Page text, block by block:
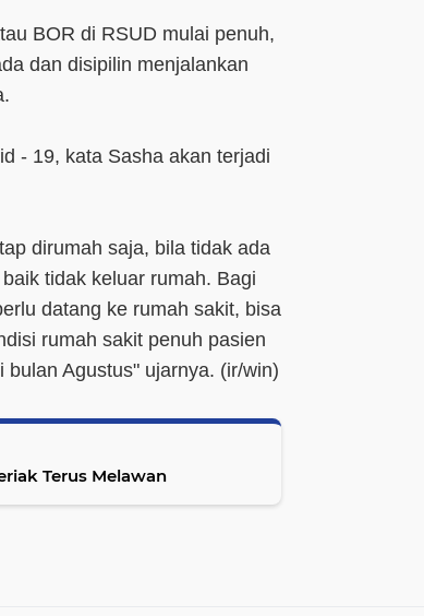
BOR di RSUD mulai penuh,
dan disipilin menjalankan
- 19, kata Sasha akan terjadi
dirumah saja, bila tidak ada
tidak keluar rumah. Bagi
datang ke rumah sakit, bisa
rumah sakit penuh pasien
bulan Agustus" ujarnya. (ir/win)
Terus Melawan